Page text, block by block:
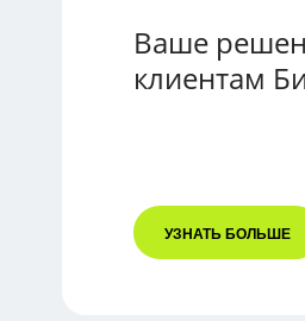
Ваше
клиентам
УЗНАТЬ БОЛЬШЕ